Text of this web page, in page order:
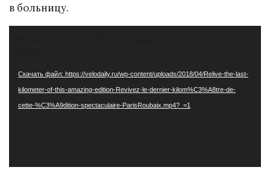
в больницу.
Скачать файл: https://velodaily.ru/wp-content/uploads/2018/04/Relive-the-last-
kilometer-of-this-amazing-edition-Revivez-le-dernier-kilom%C3%A8tre-de-
cette-%C3%A9dition-spectaculaire-ParisRoubaix.mp4?_=1